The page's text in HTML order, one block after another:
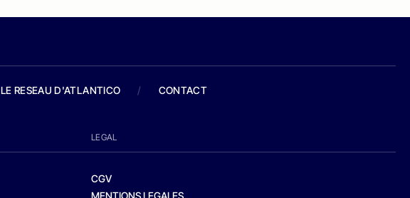
LE RESEAU D'ATLANTICO / CONTACT
LEGAL
CGV
MENTIONS LEGALES